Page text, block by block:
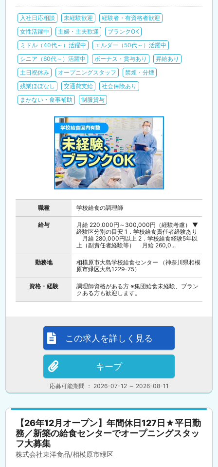
入社日応相談 未経験歓迎
経験者・有資格者歓迎
女性活躍中
主婦・主夫歓迎
ブランクOK
ミドル（40代～）活躍中
エルダー（50代～）活躍中
シニア（60代～）活躍中
ボーナス・賞与あり
昇給あり
土日祝休み
オープニングスタッフ
禁煙・分煙
残業ほぼなし
交通費支給
社会保険あり
まかない・食事補助
制服貸与
職種 学校給食の調理師
給与
月給 220,000円～300,000円（経験考慮） ▼
経験区分別の目安 1．学校給食責任者経験あり
月給 280,000円以上 2．学校給食経験5年以
上（副責任者経験等） 月給 260,0...
勤務地
相模原市大島学校給食センター （神奈川県相模
原市緑区大島1229-75）
資格・経験
調理師資格がある方 ※集団給食未経験、ブラン
クある方も歓迎します。
応募可能期間 ： 2026-07-12 ～ 2026-08-11
この求人を詳しく見る
キープ
【26年12月オープン】年間休日127日★平日勤
務／新築の給食センターでオープニングスタッ
フ大募集
株式会社東洋食品/相模原市緑区